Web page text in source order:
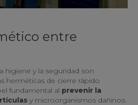
entre
higiene y la seguridad son
herméticas de cierre rápido
fundamental al prevenir la
y microorganismos dañinos.